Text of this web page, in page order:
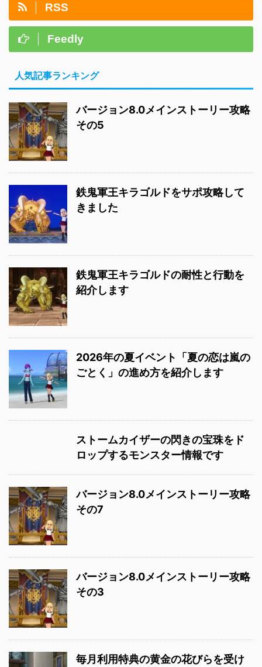
RSS
Feedly
人気記事ランキング
バージョン8.0メインストーリー攻略
その5
鉄鬼軍王キラゴルドをサポ攻略して
きました
鉄鬼軍王キラゴルドの耐性と行動を
紹介します
2026年の夏イベント「夏の恋は嵐の
ごとく」の進め方を紹介します
ストームカイザーの閃きの宝珠をド
ロップするモンスター情報です
バージョン8.0メインストーリー攻略
その7
バージョン8.0メインストーリー攻略
その3
毎月利用特典の黄金の花びらを受け